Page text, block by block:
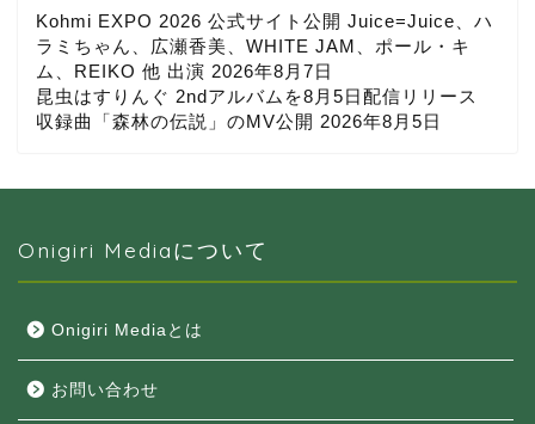
Kohmi EXPO 2026 公式サイト公開 Juice=Juice、ハ
ラミちゃん、広瀬香美、WHITE JAM、ポール・キ
ム、REIKO 他 出演 2026年8月7日
昆虫はすりんぐ 2ndアルバムを8月5日配信リリース
収録曲「森林の伝説」のMV公開 2026年8月5日
Onigiri Mediaについて
Onigiri Mediaとは
お問い合わせ